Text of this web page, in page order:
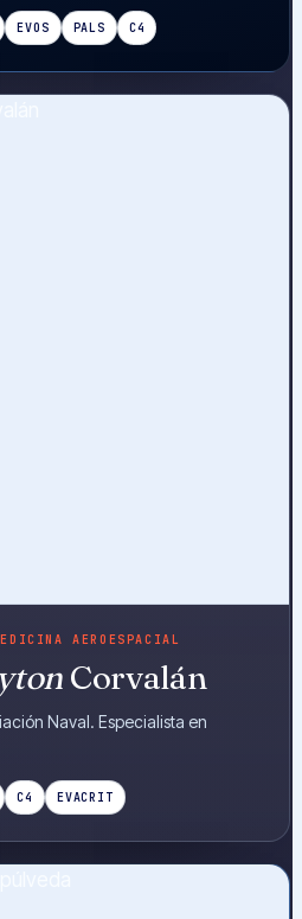
EVOS PALS C4
AEROESPACIAL
Corvalán
Naval. Especialista en
C4 EVACRIT